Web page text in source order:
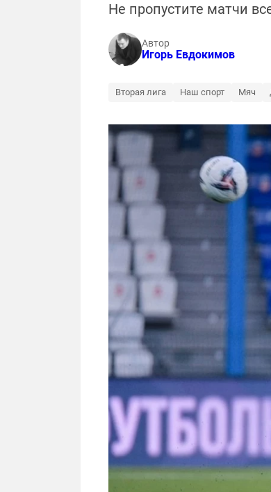
Не пропустите матчи
Автор
Игорь Евдокимов
Вторая лига Наш спорт Мяч